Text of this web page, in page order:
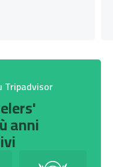
Tripadvisor
anni